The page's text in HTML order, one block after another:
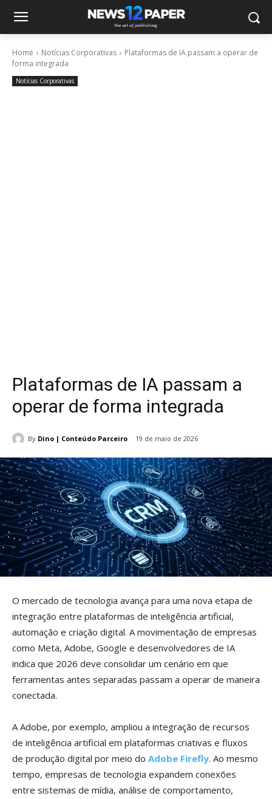
Home Notícias Corporativas
Plataformas de IA passam a operar de
forma integrada
Notícias Corporativas
Plataformas de IA passam a
operar de forma integrada
By Dino | Conteúdo Parceiro 19 de maio de 2026
O mercado de tecnologia avança para uma nova etapa de
integração entre plataformas de inteligência artificial,
automação e criação digital. A movimentação de empresas
como Meta, Adobe, Google e desenvolvedores de IA
indica que 2026 deve consolidar um cenário em que
ferramentas antes separadas passam a operar de maneira
conectada.
A Adobe, por exemplo, ampliou a integração de recursos
de inteligência artificial em plataformas criativas e fluxos
de produção digital por meio do Adobe Firefly. Ao mesmo
tempo, empresas de tecnologia expandem conexões
entre sistemas de mídia, análise de comportamento,